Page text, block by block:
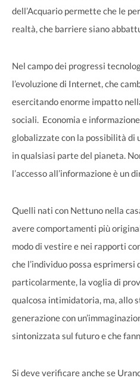
dell’Acquario permette che le
realtà, che barriere siano
Nel campo dei progressi
l’evoluzione di Internet, che
esercitando enorme impatto
sociali. Economia e
globalizzate con la possibilità di
in qualsiasi parte del pianeta.
l’accesso all’informazione è un
Quelli nati con Nettuno nella
avere comportamenti più
modo di vestire e nei rapporti
che l’individuo possa esprimersi
particolarmente, la voglia di
qualcosa intimidatoria, ma, allo
generazione con
sintonizzata sul futuro e che
Si deve verificare anche se